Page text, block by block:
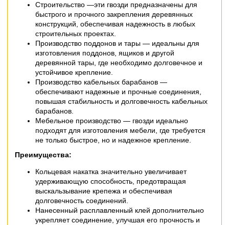
Строительство —эти гвозди предназначены для
быстрого и прочного закрепления деревянных
конструкций, обеспечивая надежность в любых
строительных проектах.
Производство поддонов и тары — идеальны для
изготовления поддонов, ящиков и другой
деревянной тары, где необходимо долговечное и
устойчивое крепление.
Производство кабельных барабанов —
обеспечивают надежные и прочные соединения,
повышая стабильность и долговечность кабельных
барабанов.
Мебельное производство — гвозди идеально
подходят для изготовления мебели, где требуется
не только быстрое, но и надежное крепление.
Преимущества:
Кольцевая накатка значительно увеличивает
удерживающую способность, предотвращая
выскальзывание крепежа и обеспечивая
долговечность соединений.
Нанесенный расплавленный клей дополнительно
укрепляет соединение, улучшая его прочность и